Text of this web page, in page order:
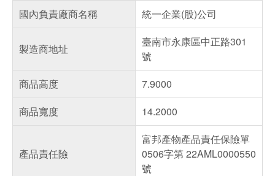
國內負責廠商名稱
統一企業(股)公司
製造商地址
臺南市永康區中正路301
號
商品高度
7.9000
商品寬度
14.2000
產品責任險
富邦產物產品責任保險單
0506字第 22AML0000550
號